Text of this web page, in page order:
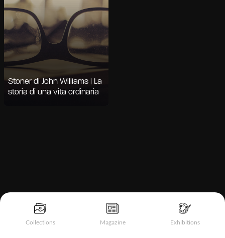
Collections Magazine Exhibitions
Stoner di John Williams | La
storia di una vita ordinaria
Informativa sulla raccolta